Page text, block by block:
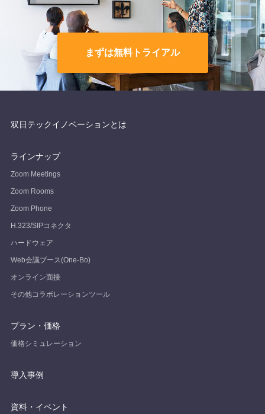
まずは無料トライアル
双日テックイノベーションとは
ラインナップ
Zoom Meetings
Zoom Rooms
Zoom Phone
H.323/SIPコネクタ
ハードウェア
Web会議ブース(One-Bo)
オンライン面接
その他コラボレーションツール
プラン・価格
価格シミュレーション
導入事例
資料・イベント